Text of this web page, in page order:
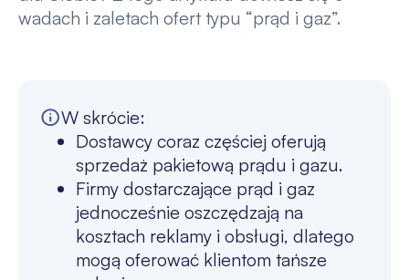
wadach i zaletach ofert typu “prąd i gaz”.
W skrócie:
Dostawcy coraz częściej oferują
sprzedaż pakietową prądu i gazu.
Firmy dostarczające prąd i gaz
jednocześnie oszczędzają na
kosztach reklamy i obsługi, dlatego
mogą oferować klientom tańsze